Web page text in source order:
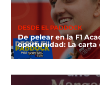
DESDE EL PADDOCK
De pelear en la F1
oportunidad: La carta